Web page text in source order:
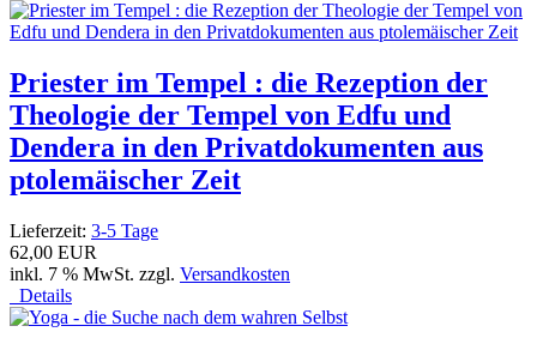
Priester im Tempel : die Rezeption der
Theologie der Tempel von Edfu und
Dendera in den Privatdokumenten aus
ptolemäischer Zeit
Lieferzeit: 3-5 Tage
62,00 EUR
inkl. 7 % MwSt. zzgl. Versandkosten
Details